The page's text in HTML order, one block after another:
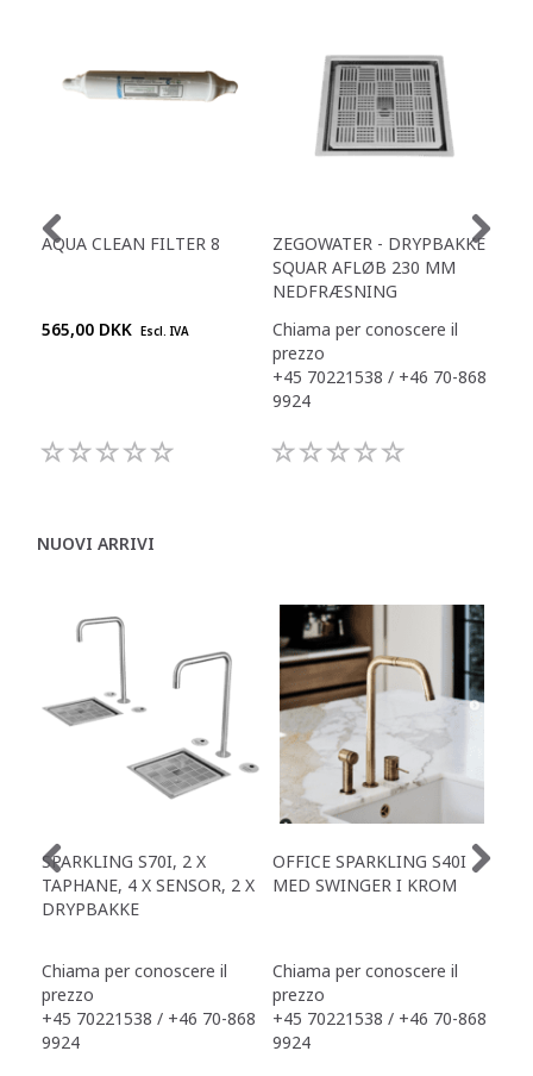
AQUA CLEAN FILTER 8
565,00 DKK Escl. IVA
ZEGOWATER - DRYPBAKKE
SQUAR AFLØB 230 MM
NEDFRÆSNING
Chiama per conoscere il
prezzo
+45 70221538 / +46 70-868
9924
NUOVI ARRIVI
SPARKLING S70I, 2 X
TAPHANE, 4 X SENSOR, 2 X
DRYPBAKKE
Chiama per conoscere il
prezzo
+45 70221538 / +46 70-868
9924
OFFICE SPARKLING S40I
MED SWINGER I KROM
Chiama per conoscere il
prezzo
+45 70221538 / +46 70-868
9924